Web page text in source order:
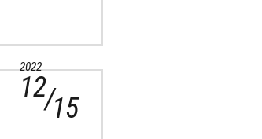
2022
12
15